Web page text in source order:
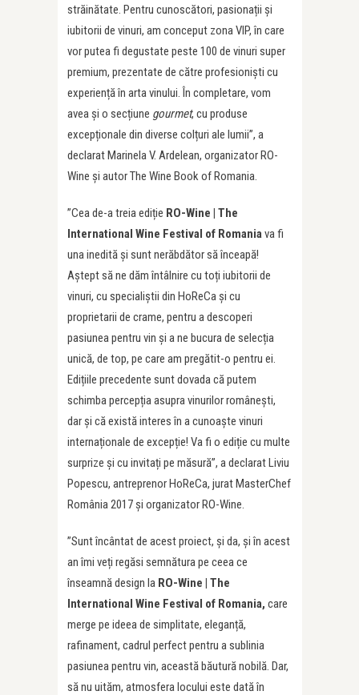
străinătate. Pentru cunoscători, pasionații și
iubitorii de vinuri, am conceput zona VIP, în care
vor putea fi degustate peste 100 de vinuri super
premium, prezentate de către profesioniști cu
experiență în arta vinului. În completare, vom
avea și o secțiune gourmet, cu produse
excepționale din diverse colțuri ale lumii”, a
declarat Marinela V. Ardelean, organizator RO-
Wine și autor The Wine Book of Romania.
”Cea de-a treia ediție RO-Wine | The
International Wine Festival of Romaniava fi
una inedită și sunt nerăbdător să înceapă!
Aștept să ne dăm întâlnire cu toți iubitorii de
vinuri, cu specialiștii din HoReCa și cu
proprietarii de crame, pentru a descoperi
pasiunea pentru vin și a ne bucura de selecția
unică, de top, pe care am pregătit-o pentru ei.
Edițiile precedente sunt dovada că putem
schimba percepția asupra vinurilor românești,
dar și că există interes în a cunoaște vinuri
internaționale de excepție! Va fi o ediție cu multe
surprize și cu invitați pe măsură”, a declarat Liviu
Popescu, antreprenor HoReCa, jurat MasterChef
România 2017 și organizator RO-Wine.
”Sunt încântat de acest proiect, și da, și în acest
an îmi veți regăsi semnătura pe ceea ce
înseamnă design la RO-Wine | The
International Wine Festival of Romania, care
merge pe ideea de simplitate, eleganță,
rafinament, cadrul perfect pentru a sublinia
pasiunea pentru vin, această băutură nobilă. Dar,
să nu uităm, atmosfera locului este dată în